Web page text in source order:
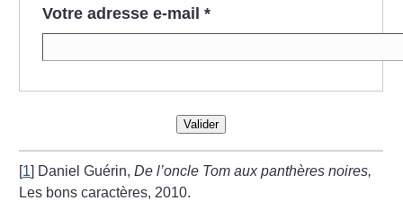
Votre adresse e-mail *
Valider
[1] Daniel Guérin,De l’oncle Tom aux panthères noires,
Les bons caractères, 2010.